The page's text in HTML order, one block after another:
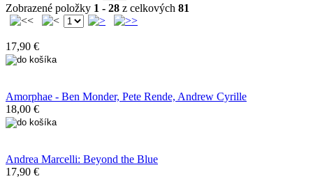
Zobrazené položky 1 - 28 z celkových 81
17,90 €
Amorphae - Ben Monder, Pete Rende, Andrew Cyrille
18,00 €
Andrea Marcelli: Beyond the Blue
17,90 €